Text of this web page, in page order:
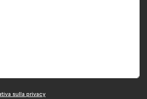
sulla privacy